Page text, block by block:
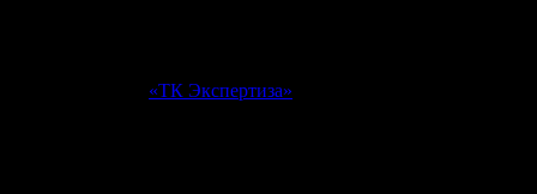
«ТК Экспертиза»